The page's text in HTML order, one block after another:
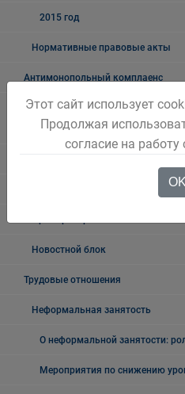
2015 год
Нормативные правовые акты
Антимонопольный комплаенс
Комплексная программа
Новостной блок
Трудовые отношения
Неформальная занятость
О неформальной занятости:
Мероприятия по снижению
Этот сайт использует
Продолжая
согласие на
OK